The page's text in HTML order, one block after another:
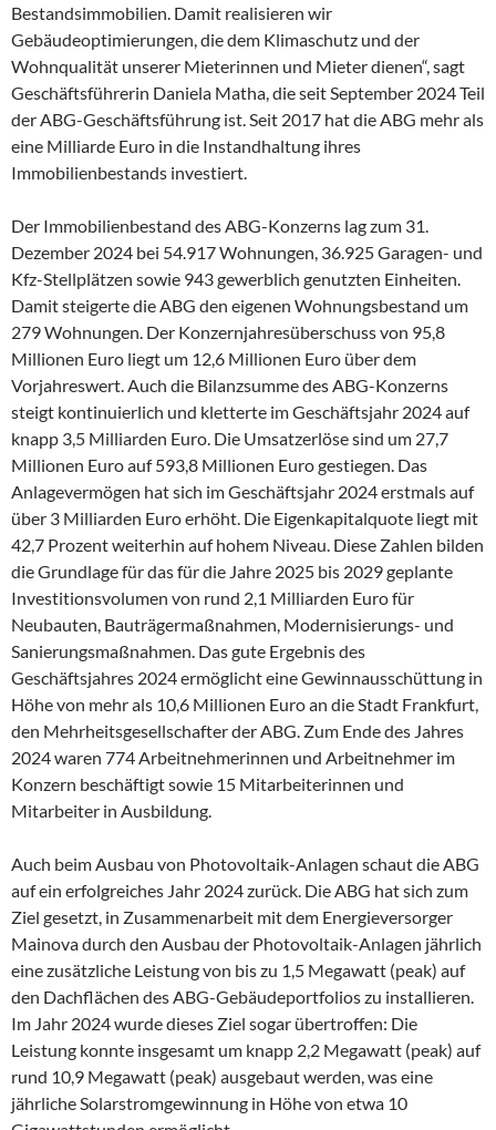
Bestandsimmobilien. Damit realisieren wir
Gebäudeoptimierungen, die dem Klimaschutz und der
Wohnqualität unserer Mieterinnen und Mieter dienen“, sagt
Geschäftsführerin Daniela Matha, die seit September 2024 Teil
der ABG-Geschäftsführung ist. Seit 2017 hat die ABG mehr als
eine Milliarde Euro in die Instandhaltung ihres
Immobilienbestands investiert.
Der Immobilienbestand des ABG-Konzerns lag zum 31.
Dezember 2024 bei 54.917 Wohnungen, 36.925 Garagen- und
Kfz-Stellplätzen sowie 943 gewerblich genutzten Einheiten.
Damit steigerte die ABG den eigenen Wohnungsbestand um
279 Wohnungen. Der Konzernjahresüberschuss von 95,8
Millionen Euro liegt um 12,6 Millionen Euro über dem
Vorjahreswert. Auch die Bilanzsumme des ABG-Konzerns
steigt kontinuierlich und kletterte im Geschäftsjahr 2024 auf
knapp 3,5 Milliarden Euro. Die Umsatzerlöse sind um 27,7
Millionen Euro auf 593,8 Millionen Euro gestiegen. Das
Anlagevermögen hat sich im Geschäftsjahr 2024 erstmals auf
über 3 Milliarden Euro erhöht. Die Eigenkapitalquote liegt mit
42,7 Prozent weiterhin auf hohem Niveau. Diese Zahlen bilden
die Grundlage für das für die Jahre 2025 bis 2029 geplante
Investitionsvolumen von rund 2,1 Milliarden Euro für
Neubauten, Bauträgermaßnahmen, Modernisierungs- und
Sanierungsmaßnahmen. Das gute Ergebnis des
Geschäftsjahres 2024 ermöglicht eine Gewinnausschüttung in
Höhe von mehr als 10,6 Millionen Euro an die Stadt Frankfurt,
den Mehrheitsgesellschafter der ABG. Zum Ende des Jahres
2024 waren 774 Arbeitnehmerinnen und Arbeitnehmer im
Konzern beschäftigt sowie 15 Mitarbeiterinnen und
Mitarbeiter in Ausbildung.
Auch beim Ausbau von Photovoltaik-Anlagen schaut die ABG
auf ein erfolgreiches Jahr 2024 zurück. Die ABG hat sich zum
Ziel gesetzt, in Zusammenarbeit mit dem Energieversorger
Mainova durch den Ausbau der Photovoltaik-Anlagen jährlich
eine zusätzliche Leistung von bis zu 1,5 Megawatt (peak) auf
den Dachflächen des ABG-Gebäudeportfolios zu installieren.
Im Jahr 2024 wurde dieses Ziel sogar übertroffen: Die
Leistung konnte insgesamt um knapp 2,2 Megawatt (peak) auf
rund 10,9 Megawatt (peak) ausgebaut werden, was eine
jährliche Solarstromgewinnung in Höhe von etwa 10